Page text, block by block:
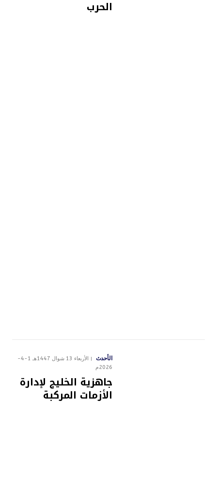
الحرب
الأحدث
الأربعاء 13 شوال 1447هـ 1-4-
2026م
جاهزية الخليج لإدارة
الأزمات المركبة